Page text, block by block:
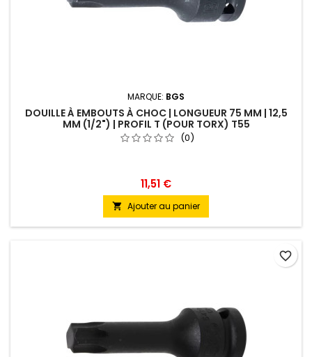
MARQUE: BGS
DOUILLE À EMBOUTS À CHOC | LONGUEUR 75 MM | 12,5
MM (1/2") | PROFIL T (POUR TORX) T55
(0)
11,51 €
 Ajouter au panier
favorite_border